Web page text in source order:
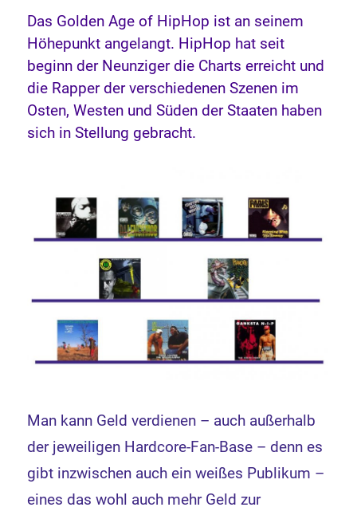
Das Golden Age of HipHop ist an seinem
Höhepunkt angelangt. HipHop hat seit
beginn der Neunziger die Charts erreicht und
die Rapper der verschiedenen Szenen im
Osten, Westen und Süden der Staaten haben
sich in Stellung gebracht.
Man kann Geld verdienen – auch außerhalb
der jeweiligen Hardcore-Fan-Base – denn es
gibt inzwischen auch ein weißes Publikum –
eines das wohl auch mehr Geld zur